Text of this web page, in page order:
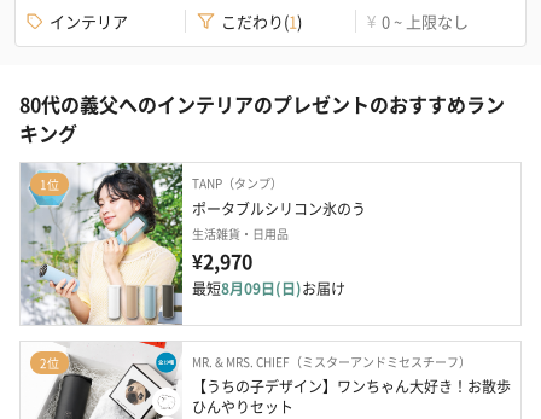
インテリア こだわり(1) ¥ 0 ~ 上限なし
80代の義父へのインテリアのプレゼントのおすすめラン
キング
1位 TANP（タンプ）
ポータブルシリコン氷のう
生活雑貨・日用品
¥2,970
最短8月09日(日)お届け
2位 MR. & MRS. CHIEF（ミスターアンドミセスチーフ）
【うちの子デザイン】ワンちゃん大好き！お散歩
ひんやりセット